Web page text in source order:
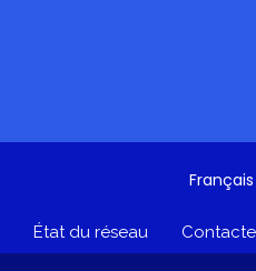
Français
État du réseau